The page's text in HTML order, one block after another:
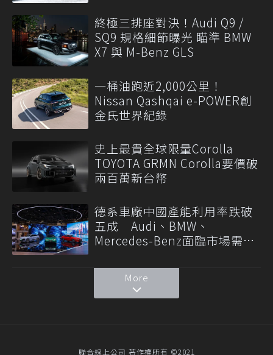
終極三排座對決！Audi Q9 /
SQ9 規格細節曝光 瞄準 BMW
X7 與 M-Benz GLS
一桶油跑近2,000公里！
Nissan Qashqai e-POWER創
金氏世界紀錄
史上最貴全球限量Corolla
TOYOTA GRMN Corolla要價破
兩百萬新台幣
德系車廠中國產能利用率跌破
五成 Audi、BMW、
Mercedes-Benz面臨市場需求
More
聯合線上公司 著作權所有 ©2021